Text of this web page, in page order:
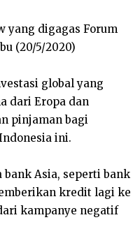
yang digagas Forum
(20/5/2020)
global yang
dari Eropa dan
pinjaman bagi
ini.
Asia, seperti bank
kredit lagi ke
kampanye negatif